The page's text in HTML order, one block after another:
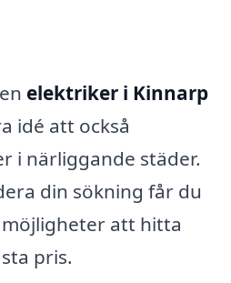
elektriker i Kinnarp
idé att också
i närliggande städer.
din sökning får du
att hitta
pris.